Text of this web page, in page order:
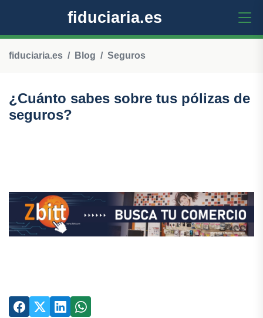
fiduciaria.es
fiduciaria.es Blog Seguros
¿Cuánto sabes sobre tus pólizas de
seguros?